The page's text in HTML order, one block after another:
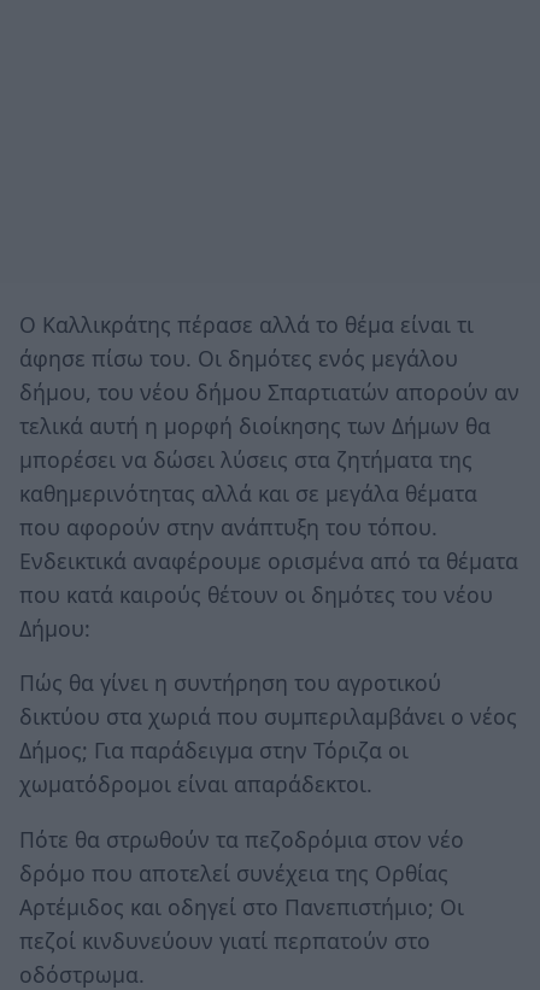
Ο Καλλικράτης πέρασε αλλά το θέμα είναι τι
άφησε πίσω του. Οι δημότες ενός μεγάλου
δήμου, του νέου δήμου Σπαρτιατών απορούν αν
τελικά αυτή η μορφή διοίκησης των Δήμων θα
μπορέσει να δώσει λύσεις στα ζητήματα της
καθημερινότητας αλλά και σε μεγάλα θέματα
που αφορούν στην ανάπτυξη του τόπου.
Ενδεικτικά αναφέρουμε ορισμένα από τα θέματα
που κατά καιρούς θέτουν οι δημότες του νέου
Δήμου:
Πώς θα γίνει η συντήρηση του αγροτικού
δικτύου στα χωριά που συμπεριλαμβάνει ο νέος
Δήμος; Για παράδειγμα στην Τόριζα οι
χωματόδρομοι είναι απαράδεκτοι.
Πότε θα στρωθούν τα πεζοδρόμια στον νέο
δρόμο που αποτελεί συνέχεια της Ορθίας
Αρτέμιδος και οδηγεί στο Πανεπιστήμιο; Οι
πεζοί κινδυνεύουν γιατί περπατούν στο
οδόστρωμα.